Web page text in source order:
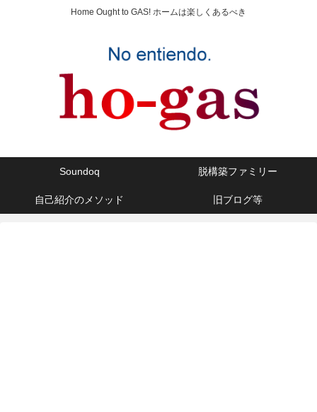
Home Ought to GAS! ホームは楽しくあるべき
Soundoq 脱構築ファミリー
自己紹介のメソッド 旧ブログ等